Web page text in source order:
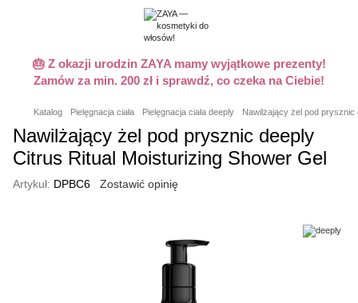
🎂 Z okazji urodzin ZAYA mamy wyjątkowe prezenty!
Zamów za min. 200 zł i sprawdź, co czeka na Ciebie!
Katalog Pielęgnacja ciała Pielęgnacja ciała deeply Nawilżający żel pod prysznic
Nawilżający żel pod prysznic deeply
Citrus Ritual Moisturizing Shower Gel
Artykuł: DPBC6 Zostawić opinię